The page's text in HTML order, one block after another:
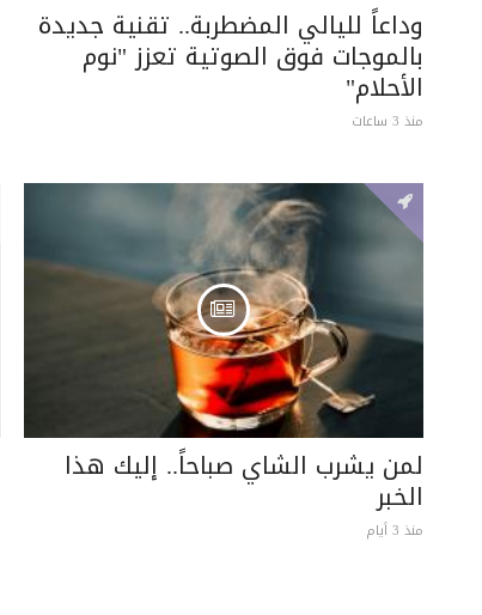
وداعاً لليالي المضطربة.. تقنية جديدة
بالموجات فوق الصوتية تعزز "نوم
الأحلام"
منذ 3 ساعات
لمن يشرب الشاي صباحاً.. إليك هذا
الخبر
منذ 3 أيام